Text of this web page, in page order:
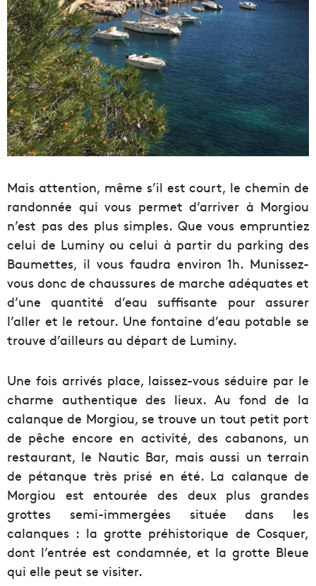
Mais attention, même s’il est court, le chemin de
randonnée qui vous permet d’arriver à Morgiou
n’est pas des plus simples. Que vous empruntiez
celui de Luminy ou celui à partir du parking des
Baumettes, il vous faudra environ 1h. Munissez-
vous donc de chaussures de marche adéquates et
d’une quantité d’eau suffisante pour assurer
l’aller et le retour. Une fontaine d’eau potable se
trouve d’ailleurs au départ de Luminy.
Une fois arrivés place, laissez-vous séduire par le
charme authentique des lieux. Au fond de la
calanque de Morgiou, se trouve un tout petit port
de pêche encore en activité, des cabanons, un
restaurant, le Nautic Bar, mais aussi un terrain
de pétanque très prisé en été. La calanque de
Morgiou est entourée des deux plus grandes
grottes semi-immergées située dans les
calanques : la grotte préhistorique de Cosquer,
dont l’entrée est condamnée, et la grotte Bleue
qui elle peut se visiter.